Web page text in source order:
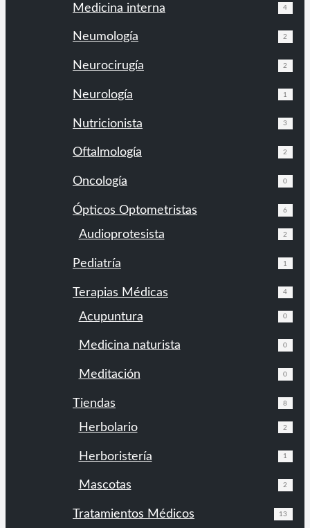
Medicina interna 4
Neumología 2
Neurocirugía 2
Neurología 1
Nutricionista 3
Oftalmología 2
Oncología 0
Ópticos Optometristas 6
Audioprotesista 2
Pediatría 1
Terapias Médicas 4
Acupuntura 0
Medicina naturista 0
Meditación 0
Tiendas 8
Herbolario 2
Herboristería 1
Mascotas 2
Tratamientos Médicos 13